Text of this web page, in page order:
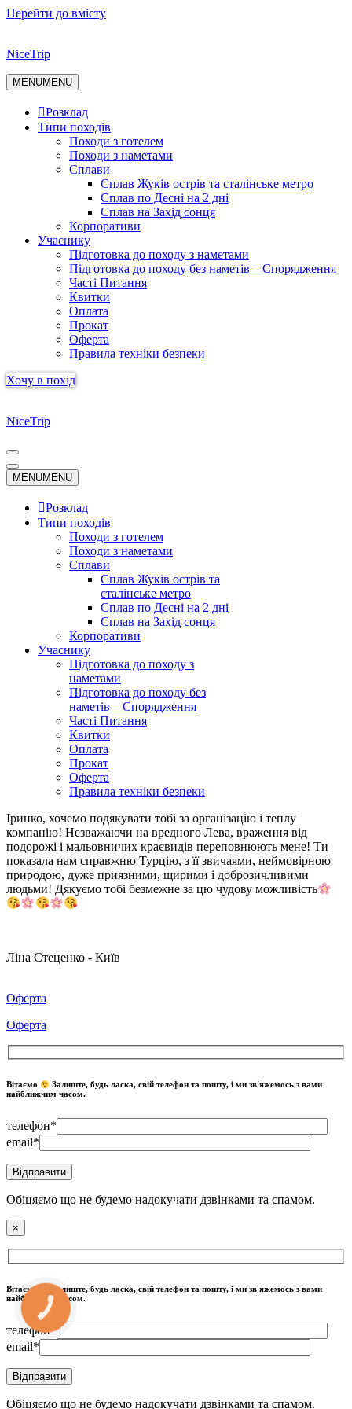
Перейти до вмісту
NiceTrip
MENUMENU
Розклад
Типи походів
Походи з готелем
Походи з наметами
Сплави
Сплав Жуків острів та сталінське метро
Сплав по Десні на 2 дні
Сплав на Захід сонця
Корпоративи
Учаснику
Підготовка до походу з наметами
Підготовка до походу без наметів – Спорядження
Часті Питання
Квитки
Оплата
Прокат
Оферта
Правила техніки безпеки
Хочу в похід
NiceTrip
Меню
навігації
Меню
навігації
MENUMENU
Розклад
Типи походів
Походи з готелем
Походи з наметами
Сплави
Сплав Жуків острів та
сталінське метро
Сплав по Десні на 2 дні
Сплав на Захід сонця
Корпоративи
Учаснику
Підготовка до походу з
наметами
Підготовка до походу без
наметів – Спорядження
Часті Питання
Квитки
Оплата
Прокат
Оферта
Правила техніки безпеки
Іринко, хочемо подякувати тобі за організацію і теплу
компанію! Незважаючи на вредного Лева, враження від
подорожі і мальовничих краєвидів переповнюють мене! Ти
показала нам справжню Турцію, з її звичаями, неймовірною
природою, дуже приязними, щирими і доброзичливими
людьми! Дякуємо тобі безмежне за цю чудову можливість
Ліна Стеценко - Київ
Оферта
Оферта
Вітаємо
Залиште, будь ласка, свій телефон та пошту, і ми зв'яжемось з вами
найближчим часом.
телефон*
email*
Обіцяємо що не будемо надокучати дзвінками та спамом.
×
Вітаємо
Залиште, будь ласка, свій телефон та пошту, і ми зв'яжемось з вами
найближчим часом.
телефон*
email*
Обіцяємо що не будемо надокучати дзвінками та спамом.
КНОПКА
ЗВ'ЯЗКУ